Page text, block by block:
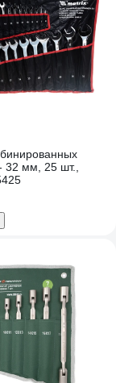
32 мм, 25 шт.,